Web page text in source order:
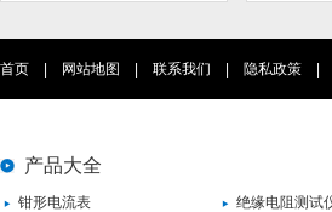
首页 网站地图 联系我们 隐私政策
产品大全
钳形电流表 绝缘电阻测试